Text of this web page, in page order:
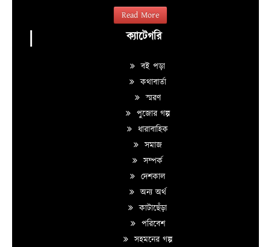
Read More
ক্যাটেগরি
বই পড়া
কথাবার্তা
স্মরণ
পুজোর গল্প
ধারাবাহিক
সমাজ
সম্পর্ক
দেশকাল
অন্য অর্থ
কাটাছেঁড়া
পরিবেশ
সহমনের গল্প